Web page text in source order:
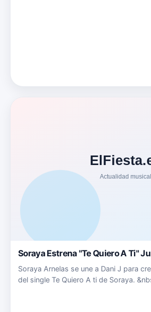
Soraya Estrena "Te Quiero A Ti"
Soraya Arnelas se une a Dani J para
del single Te Quiero A ti de Soraya.